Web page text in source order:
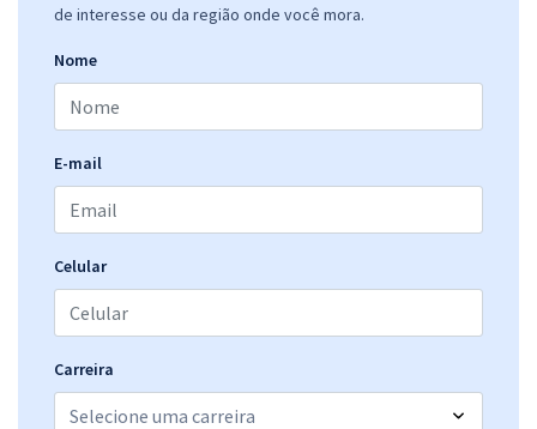
de interesse ou da região onde você mora.
Nome
E-mail
Celular
Carreira